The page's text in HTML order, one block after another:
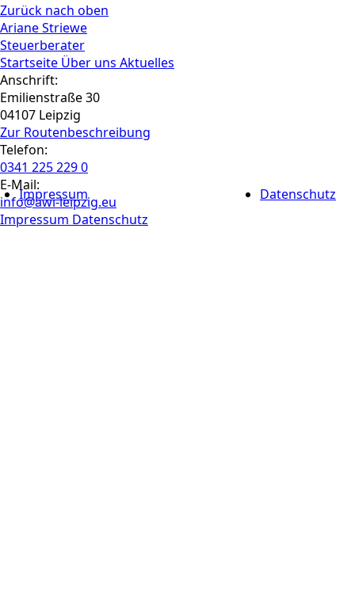
Impressum Datenschutz
Zurück nach oben
Ariane Striewe
Steuerberater
Startseite Über uns Aktuelles
Anschrift:
Emilienstraße 30
04107 Leipzig
Zur Routen­beschreibung
Telefon:
0341 225 229 0
E-Mail:
info@awi-leipzig.eu
Impressum Datenschutz